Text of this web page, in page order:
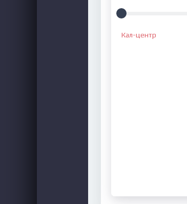
Кал-центр